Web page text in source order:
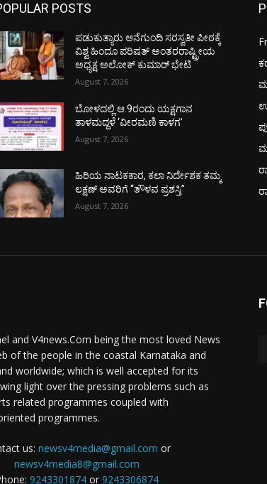
POSTS
ಪಡುಕುತ್ಯಾರು ಆನೆಗುಂದಿ ಸರಸ್ವತೀ ಪೀಠಕ್ಕೆ
ವಿಶ್ವ ಹಿಂದೂ ಪರಿಷತ್ ಅಂತರರಾಷ್ಟ್ರೀಯ
ಅಧ್ಯಕ್ಷ ಅಲೋಕ್ ಕುಮಾರ್ ಭೇಟಿ
August 7, 2026
ಬೋಳದಲ್ಲಿ ಆ.9ರಂದು ಯಕ್ಷಗಾನ
ತಾಳಮದ್ದಳೆ ‘ವೀರಮಣಿ ಕಾಳಗ’
August 7, 2026
ಹಿರಿಯ ನಾಟಕಕಾರ, ಕಲಾ ನಿರ್ದೇಶಕ ತಮ್ಮ
ಲಕ್ಷಣ್ ಅವರಿಗೆ “ತೌಳವ ಪ್ರಶಸ್ತಿ”
August 7, 2026
and V4news.Com being the most loved News
of the people in the coastal Karnataka and
worldwide; which is well accepted for its
light over the pressing problems such as
related programmes coupled with
programmes.
us: newsv4media@gmail.com or
newsv4media8@gmail.com
9243301874 or 9243306874